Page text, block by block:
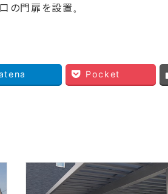
の門扉を設置。
Pocket